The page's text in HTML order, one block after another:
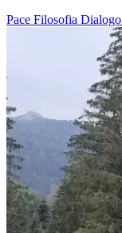
Pace Filosofia Dialogo